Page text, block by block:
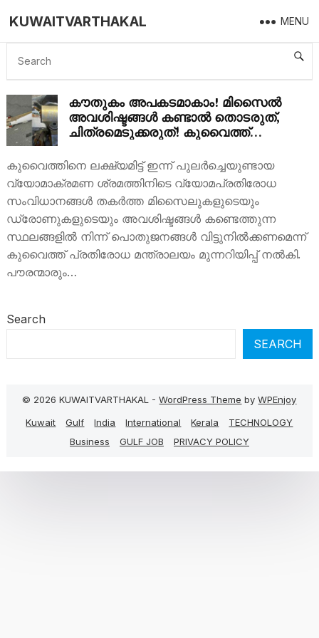
KUWAITVARTHAKAL MENU
MISSILE DRONE WASTE
കൗതുകം അപകടമാകാം! മിസൈൽ
അവശിഷ്ടങ്ങൾ കണ്ടാൽ തൊടരുത്,
ചിത്രമെടുക്കരുത്! കുവൈത്ത്
അടിയന്തര മുന്നറിയിപ്പ്
കുവൈത്തിനെ ലക്ഷ്യമിട്ട് ഇന്ന് പുലർച്ചെയുണ്ടായ
വ്യോമാക്രമണ ശ്രമത്തിനിടെ വ്യോമപ്രതിരോധ
സംവിധാനങ്ങൾ തകർത്ത മിസൈലുകളുടെയും
ഡ്രോണുകളുടെയും അവശിഷ്ടങ്ങൾ കണ്ടെത്തുന്ന
സ്ഥലങ്ങളിൽ നിന്ന് പൊതുജനങ്ങൾ വിട്ടുനിൽക്കണമെന്ന്
കുവൈത്ത് പ്രതിരോധ മന്ത്രാലയം മുന്നറിയിപ്പ് നൽകി.
പൗരന്മാരും…
Search
SEARCH
© 2026 KUWAITVARTHAKAL -WordPress Theme byWPEnjoy
Kuwait
Gulf India International Kerala
TECHNOLOGY
Business
GULF JOB PRIVACY POLICY